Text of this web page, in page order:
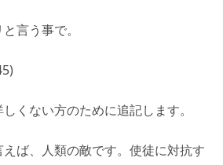
言う事で。
くない方のために追記します。
ば、人類の敵です。使徒に対抗す